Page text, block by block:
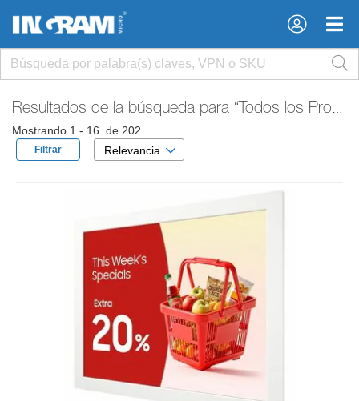
×
×
Resultados de la búsqueda para “Todos los Productos”
Mostrando 1 - 16 de 202
Filtrar Relevancia